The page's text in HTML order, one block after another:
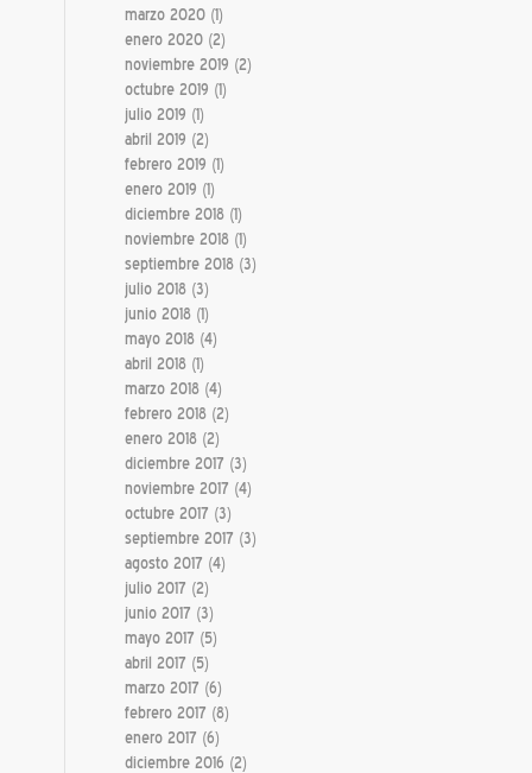
marzo 2020 (1)
enero 2020 (2)
noviembre 2019 (2)
octubre 2019 (1)
julio 2019 (1)
abril 2019 (2)
febrero 2019 (1)
enero 2019 (1)
diciembre 2018 (1)
noviembre 2018 (1)
septiembre 2018 (3)
julio 2018 (3)
junio 2018 (1)
mayo 2018 (4)
abril 2018 (1)
marzo 2018 (4)
febrero 2018 (2)
enero 2018 (2)
diciembre 2017 (3)
noviembre 2017 (4)
octubre 2017 (3)
septiembre 2017 (3)
agosto 2017 (4)
julio 2017 (2)
junio 2017 (3)
mayo 2017 (5)
abril 2017 (5)
marzo 2017 (6)
febrero 2017 (8)
enero 2017 (6)
diciembre 2016 (2)